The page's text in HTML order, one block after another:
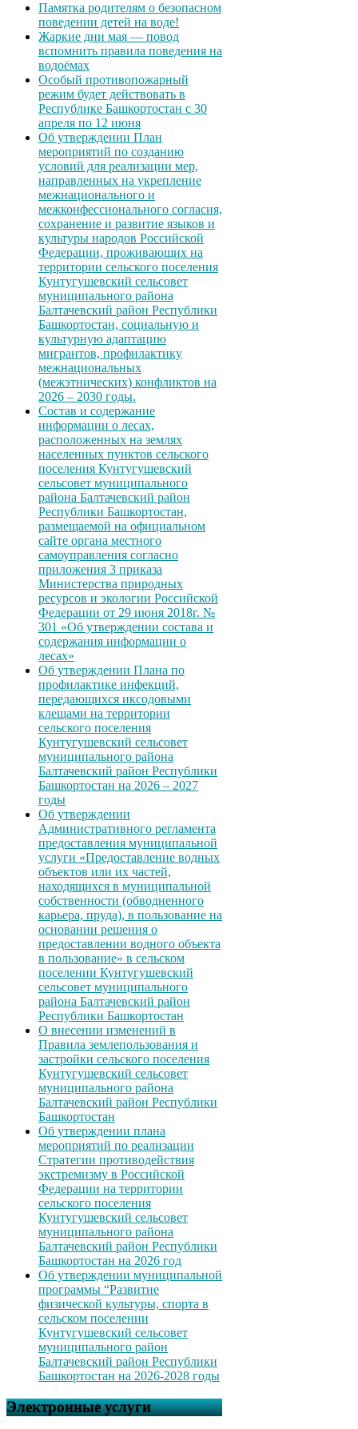
Памятка родителям о безопасном
поведении детей на воде!
Жаркие дни мая — повод
вспомнить правила поведения на
водоёмах
Особый противопожарный
режим будет действовать в
Республике Башкортостан с 30
апреля по 12 июня
Об утверждении План
мероприятий по созданию
условий для реализации мер,
направленных на укрепление
межнационального и
межконфессионального согласия,
сохранение и развитие языков и
культуры народов Российской
Федерации, проживающих на
территории сельского поселения
Кунтугушевский сельсовет
муниципального района
Балтачевский район Республики
Башкортостан, социальную и
культурную адаптацию
мигрантов, профилактику
межнациональных
(межэтнических) конфликтов на
2026 – 2030 годы.
Состав и содержание
информации о лесах,
расположенных на землях
населенных пунктов сельского
поселения Кунтугушевский
сельсовет муниципального
района Балтачевский район
Республики Башкортостан,
размещаемой на официальном
сайте органа местного
самоуправления согласно
приложения 3 приказа
Министерства природных
ресурсов и экологии Российской
Федерации от 29 июня 2018г. №
301 «Об утверждении состава и
содержания информации о
лесах»
Об утверждении Плана по
профилактике инфекций,
передающихся иксодовыми
клещами на территории
сельского поселения
Кунтугушевский сельсовет
муниципального района
Балтачевский район Республики
Башкортостан на 2026 – 2027
годы
Об утверждении
Административного регламента
предоставления муниципальной
услуги «Предоставление водных
объектов или их частей,
находящихся в муниципальной
собственности (обводненного
карьера, пруда), в пользование на
основании решения о
предоставлении водного объекта
в пользование» в сельском
поселении Кунтугушевский
сельсовет муниципального
района Балтачевский район
Республики Башкортостан
О внесении изменений в
Правила землепользования и
застройки сельского поселения
Кунтугушевский сельсовет
муниципального района
Балтачевский район Республики
Башкортостан
Об утверждении плана
мероприятий по реализации
Стратегии противодействия
экстремизму в Российской
Федерации на территории
сельского поселения
Кунтугушевский сельсовет
муниципального района
Балтачевский район Республики
Башкортостан на 2026 год
Об утверждении муниципальной
программы “Развитие
физической культуры, спорта в
сельском поселении
Кунтугушевский сельсовет
муниципального район
Балтачевский район Республики
Башкортостан на 2026-2028 годы
Электронные услуги